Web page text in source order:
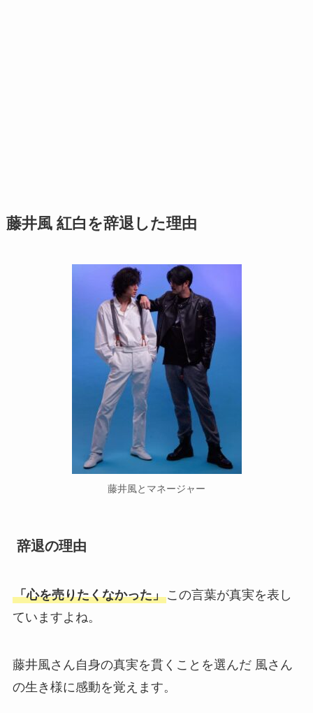
藤井風 紅白を辞退した理由
藤井風とマネージャー
辞退の理由
「心を売りたくなかった」この言葉が真実を表し
ていますよね。
藤井風さん自身の真実を貫くことを選んだ 風さん
の生き様に感動を覚えます。